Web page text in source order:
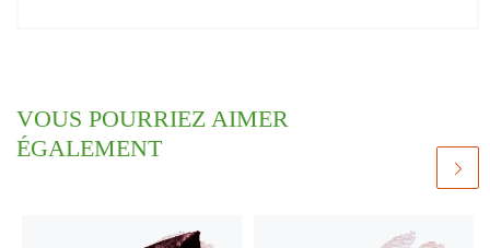
VOUS POURRIEZ AIMER
ÉGALEMENT